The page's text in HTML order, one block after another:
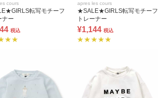
cours
転写モチーフ
ナー
税込
apres les cours
★SALE★GIRLS転写モチーフ
トレーナー
¥1,144 税込